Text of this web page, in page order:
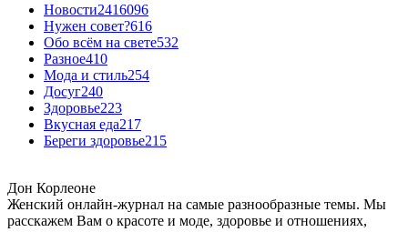
Новости2416096
Нужен совет?616
Обо всём на свете532
Разное410
Мода и стиль254
Досуг240
Здоровье223
Вкусная еда217
Береги здоровье215
Дон Корлеоне
Женский онлайн-журнал на самые разнообразные темы. Мы
расскажем Вам о красоте и моде, здоровье и отношениях,